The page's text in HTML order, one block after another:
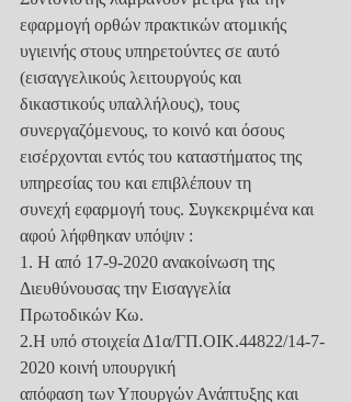
εφαρμογή ορθών πρακτικών ατομικής
υγιεινής στους υπηρετούντες σε αυτό
(εισαγγελικούς λειτουργούς και
δικαστικούς υπαλλήλους), τους
συνεργαζόμενους, το κοινό και όσους
εισέρχονται εντός του καταστήματος της
υπηρεσίας του και επιβλέπουν τη
συνεχή εφαρμογή τους. Συγκεκριμένα και
αφού λήφθηκαν υπόψιν :
1. Η από 17-9-2020 ανακοίνωση της
Διευθύνουσας την Εισαγγελία
Πρωτοδικών Κω.
2.Η υπό στοιχεία Δ1α/ΓΠ.ΟΙΚ.44822/14-7-
2020 κοινή υπουργική
απόφαση των Υπουργών Ανάπτυξης και